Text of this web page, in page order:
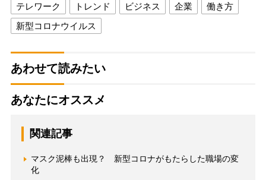
テレワーク トレンド ビジネス 企業
働き方
新型コロナウイルス
あわせて読みたい
あなたにオススメ
関連記事
マスク泥棒も出現？ 新型コロナがもたらした職場の変
化